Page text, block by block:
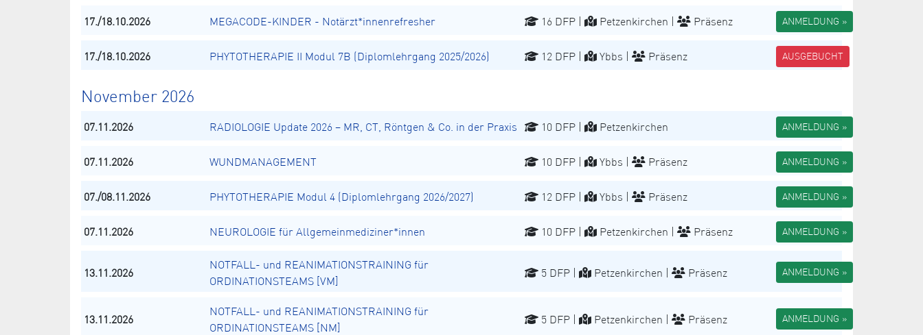
17./18.10.2026 MEGACODE-KINDER - Notärzt*innenrefresher 16 DFP | Petzenkirchen | Präsenz ANMELDUNG »
17./18.10.2026 PHYTOTHERAPIE II Modul 7B (Diplomlehrgang 2025/2026) 12 DFP | Ybbs | Präsenz AUSGEBUCHT
November 2026
07.11.2026 RADIOLOGIE Update 2026 – MR, CT, Röntgen & Co. in der Praxis 10 DFP | Petzenkirchen ANMELDUNG »
07.11.2026 WUNDMANAGEMENT 10 DFP | Ybbs | Präsenz ANMELDUNG »
07./08.11.2026 PHYTOTHERAPIE Modul 4 (Diplomlehrgang 2026/2027) 12 DFP | Ybbs | Präsenz ANMELDUNG »
07.11.2026 NEUROLOGIE für Allgemeinmediziner*innen 10 DFP | Petzenkirchen | Präsenz ANMELDUNG »
13.11.2026
NOTFALL- und REANIMATIONSTRAINING für
ORDINATIONSTEAMS [VM]
5 DFP | Petzenkirchen | Präsenz ANMELDUNG »
13.11.2026
NOTFALL- und REANIMATIONSTRAINING für
ORDINATIONSTEAMS [NM]
5 DFP | Petzenkirchen | Präsenz ANMELDUNG »